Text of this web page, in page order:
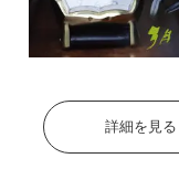
詳細を見る